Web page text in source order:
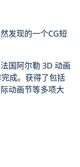
发现的一个CG短
国阿尔勒 3D 动画
成。获得了包括
动画节等多项大